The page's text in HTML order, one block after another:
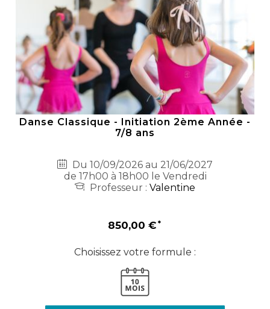
Danse Classique - Initiation 2ème Année -
7/8 ans
Du 10/09/2026 au 21/06/2027
de 17h00 à 18h00 le Vendredi
Professeur : Valentine
850,00 €
Choisissez votre formule :